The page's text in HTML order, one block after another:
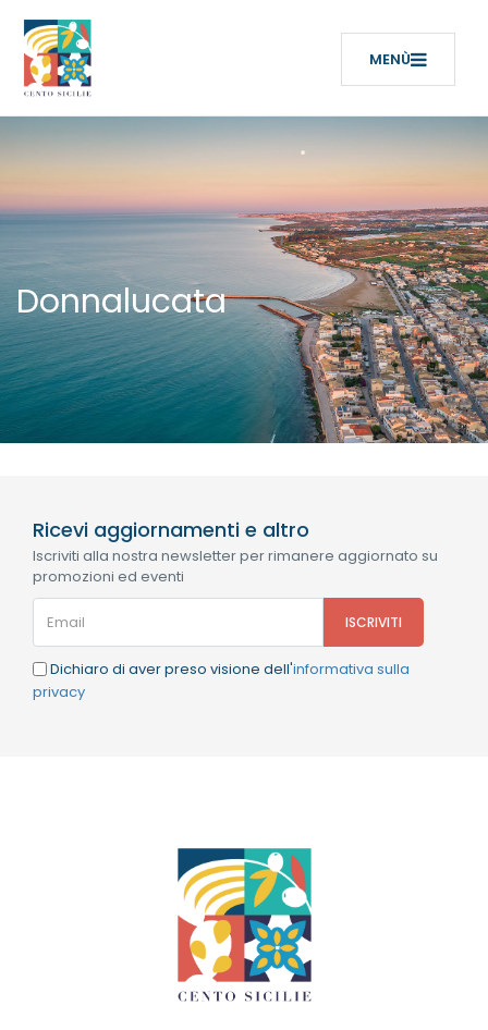
Donnalucata
Ricevi aggiornamenti e altro
Iscriviti alla nostra newsletter per rimanere aggiornato su
promozioni ed eventi
Dichiaro di aver preso visione dell'informativa sulla
privacy